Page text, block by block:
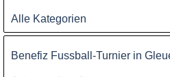
Alle Kategorien
Benefiz Fussball-Turnier in